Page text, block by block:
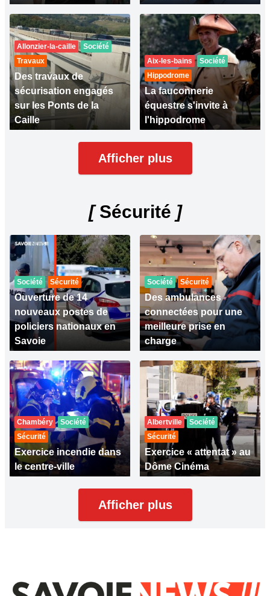
Allonzier-la-caille
Société
Travaux
Des travaux de
sécurisation engagés
sur les Ponts de la
Caille
Aix-les-bains
Société
Hippodrome
La fauconnerie
équestre s'invite à
l'hippodrome
Afficher plus
[Sécurité ]
Société Sécurité
Ouverture de 14
nouveaux postes de
policiers nationaux en
Savoie
Société Sécurité
Des ambulances
connectées pour une
meilleure prise en
charge
Chambéry
Société
Sécurité
Exercice incendie dans
le centre-ville
Albertville
Société
Sécurité
Exercice « attentat » au
Dôme Cinéma
Afficher plus